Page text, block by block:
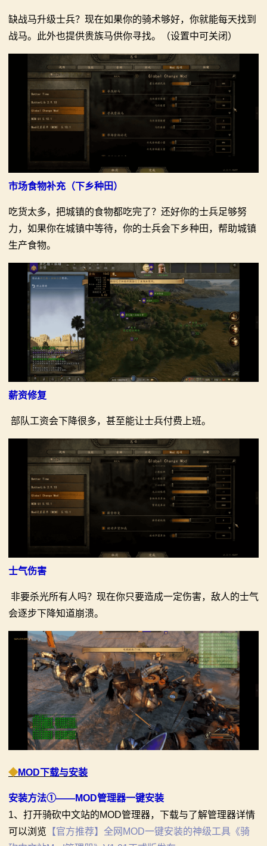
缺战马升级士兵？现在如果你的骑术够好，你就能每天找到
战马。此外也提供贵族马供你寻找。（设置中可关闭）
市场食物补充（下乡种田）
吃货太多，把城镇的食物都吃完了？还好你的士兵足够努
力，如果你在城镇中等待，你的士兵会下乡种田，帮助城镇
生产食物。
薪资修复
部队工资会下降很多，甚至能让士兵付费上班。
士气伤害
非要杀光所有人吗？现在你只要造成一定伤害，敌人的士气
会逐步下降知道崩溃。
◆MOD下载与安装
安装方法①——MOD管理器一键安装
1、打开骑砍中文站的MOD管理器，下载与了解管理器详情
可以浏览 【官方推荐】全网MOD一键安装的神级工具《骑